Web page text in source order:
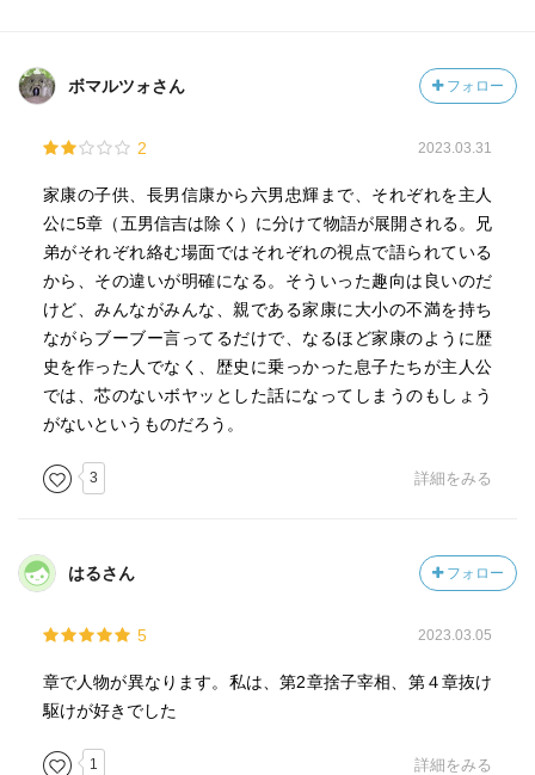
ボマルツォさん フォロー
2 2023.03.31
家康の子供、長男信康から六男忠輝まで、それぞれを主人
公に5章（五男信吉は除く）に分けて物語が展開される。兄
弟がそれぞれ絡む場面ではそれぞれの視点で語られている
から、その違いが明確になる。そういった趣向は良いのだ
けど、みんながみんな、親である家康に大小の不満を持ち
ながらブーブー言ってるだけで、なるほど家康のように歴
史を作った人でなく、歴史に乗っかった息子たちが主人公
では、芯のないボヤッとした話になってしまうのもしょう
がないというものだろう。
3 詳細をみる
はるさん フォロー
5 2023.03.05
章で人物が異なります。私は、第2章捨子宰相、第４章抜け
駆けが好きでした
1 詳細をみる